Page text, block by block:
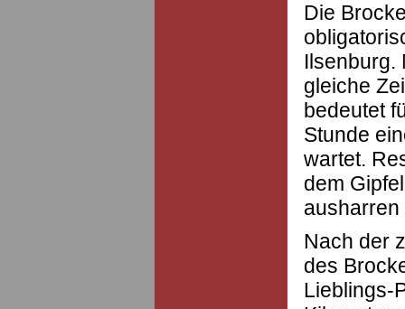
Die
Ilsenburg.
gleiche
bedeutet
Stunde
wartet.
dem
ausharren
Nach der
des
Lieblings-